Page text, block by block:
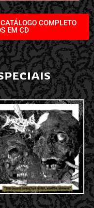
COMPLETO
EM CD
CDS NACIONAIS